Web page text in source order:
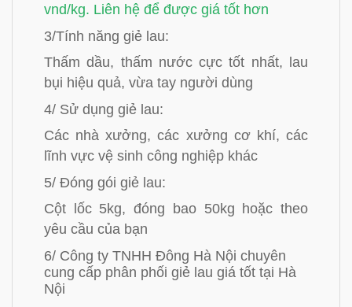
vnd/kg. Liên hệ để được giá tốt hơn
3/Tính năng giẻ lau:
Thấm dầu, thấm nước cực tốt nhất, lau
bụi hiệu quả, vừa tay người dùng
4/ Sử dụng giẻ lau:
Các nhà xưởng, các xưởng cơ khí, các
lĩnh vực vệ sinh công nghiệp khác
5/ Đóng gói giẻ lau:
Cột lốc 5kg, đóng bao 50kg hoặc theo
yêu cầu của bạn
6/ Công ty TNHH Đông Hà Nội chuyên
cung cấp phân phối giẻ lau giá tốt tại Hà
Nội